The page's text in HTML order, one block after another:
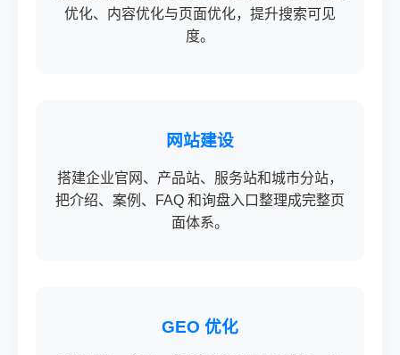
优化、内容优化与页面优化，提升搜索可见
度。
网站建设
搭建企业官网、产品站、服务站和城市分站，
把介绍、案例、FAQ 和询盘入口整理成完整页
面体系。
GEO 优化